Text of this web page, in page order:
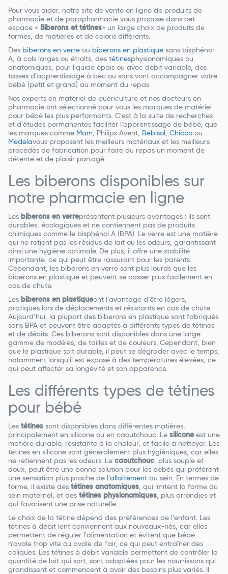
Pour vous aider, notre site de vente en ligne de produits de
pharmacie et de parapharmacie vous propose dans cet
espace « Biberons et tétines» un large choix de produits de
formes, de matières et de coloris différents.
Des biberons en verre ou biberons en plastique sans bisphénol
A, à cols larges ou étroits, des tétinesphysionomiques ou
anatomiques, pour liquide épais ou avec débit variable, des
tasses d’apprentissage à bec ou sans vont accompagner votre
bébé (petit et grand) au moment du repas.
Nos experts en matériel de puériculture et nos docteurs en
pharmacie ont sélectionné pour vous les marques de matériel
pour bébé les plus performants. C’est à la suite de recherches
et d’études permanentes faciliter l’apprentissage de bébé, que
les marques comme Mam , Philips Avent, Bébisol Chicco ou
Medelavous proposent les meilleurs matériaux et les meilleurs
procédés de fabrication pour faire du repas un moment de
détente et de plaisir partagé.
Les biberons disponibles sur
notre pharmacie en ligne
Les biberons en verreprésentent plusieurs avantages : ils sont
durables, écologiques et ne contiennent pas de produits
chimiques comme le bisphénol A (BPA). Le verre est une matière
qui ne retient pas les résidus de lait ou les odeurs, garantissant
ainsi une hygiène optimale. De plus, il offre une stabilité
importante, ce qui peut être rassurant pour les parents.
Cependant, les biberons en verre sont plus lourds que les
biberons en plastique et peuvent se casser plus facilement en
cas de chute.
Les biberons en plastiqueont l’avantage d’être légers,
pratiques lors de déplacements et résistants en cas de chute.
Aujourd’hui, la plupart des biberons en plastique sont fabriqués
sans BPA et peuvent être adaptés à différents types de tétines
et de débits. Ces biberons sont disponibles dans une large
gamme de modèles, de tailles et de couleurs. Cependant, bien
que le plastique soit durable, il peut se dégrader avec le temps,
notamment lorsqu'il est exposé à des températures élevées, ce
qui peut affecter sa longévité et son apparence.
Les différents types de tétines
pour bébé
Les tétines sont disponibles dans différentes matières,
principalement en silicone ou en caoutchouc. Le siliconeest une
matière durable, résistante à la chaleur, et facile à nettoyer. Les
tétines en silicone sont généralement plus hygiéniques, car elles
ne retiennent pas les odeurs. Le caoutchouc , plus souple et
doux, peut être une bonne solution pour les bébés qui préfèrent
une sensation plus proche de l’allaitement au sein. En termes de
forme, il existe des tétines anatomiques , qui imitent la forme du
sein maternel, et des tétines physionomiques , plus arrondies et
qui favorisent une prise naturelle.
Le choix de la tétine dépend des préférences de l’enfant. Les
tétines à débit lent conviennent aux nouveaux-nés, car elles
permettent de réguler l'alimentation et évitent que bébé
n'avale trop vite ou avale de l'air, ce qui peut entraîner des
coliques. Les tétines à débit variable permettent de contrôler la
quantité de lait qui sort, sont adaptées pour les nourrissons qui
grandissent et commencent à avoir des besoins plus variés. Il